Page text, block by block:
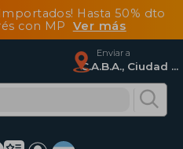
Hasta 50% dto
con MP Ver más
Enviar a
C.A.B.A., Ciudad Autónoma De Buenos Aires